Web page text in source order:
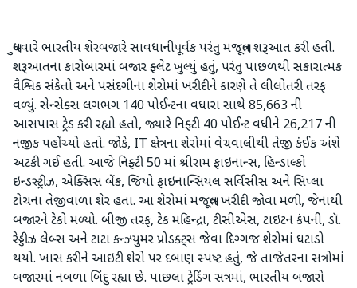
બુધવારે ભારતીય શેરબજારે સાવધાનીપૂર્વક પરંતુ મજબૂત શરૂઆત કરી હતી.
શરૂઆતના કારોબારમાં બજાર ફ્લેટ ખુલ્યું હતું, પરંતુ પાછળથી સકારાત્મક
વૈશ્વિક સંકેતો અને પસંદગીના શેરોમાં ખરીદીને કારણે તે લીલોતરી તરફ
વળ્યું. સેન્સેક્સ લગભગ 140 પોઈન્ટના વધારા સાથે 85,663 ની
આસપાસ ટ્રેડ કરી રહ્યો હતો, જ્યારે નિફ્ટી 40 પોઈન્ટ વધીને 26,217 ની
નજીક પહોંચ્યો હતો. જોકે, IT ક્ષેત્રના શેરોમાં વેચવાલીથી તેજી કંઈક અંશે
અટકી ગઈ હતી. આજે નિફ્ટી 50 માં શ્રીરામ ફાઇનાન્સ, હિન્ડાલ્કો
ઇન્ડસ્ટ્રીઝ, એક્સિસ બેંક, જિયો ફાઇનાન્સિયલ સર્વિસીસ અને સિપ્લા
ટોચના તેજીવાળા શેર હતા. આ શેરોમાં મજબૂત ખરીદી જોવા મળી, જેનાથી
બજારને ટેકો મળ્યો. બીજી તરફ, ટેક મહિન્દ્રા, ટીસીએસ, ટાઇટન કંપની, ડૉ.
રેડ્ડીઝ લેબ્સ અને ટાટા કન્ઝ્યુમર પ્રોડક્ટ્સ જેવા દિગ્ગજ શેરોમાં ઘટાડો
થયો. ખાસ કરીને આઇટી શેરો પર દબાણ સ્પષ્ટ હતું, જે તાજેતરના સત્રોમાં
બજારમાં નબળા બિંદુ રહ્યા છે. પાછલા ટ્રેડિંગ સત્રમાં, ભારતીય બજારો